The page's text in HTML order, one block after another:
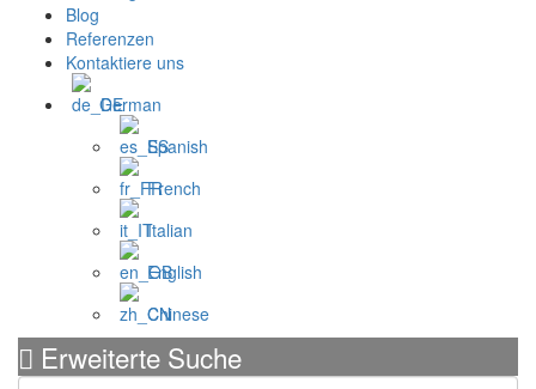
Blog
Referenzen
Kontaktiere uns
German
Spanish
French
Italian
English
Chinese
Erweiterte Suche